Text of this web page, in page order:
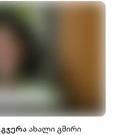
ახალი გმირი